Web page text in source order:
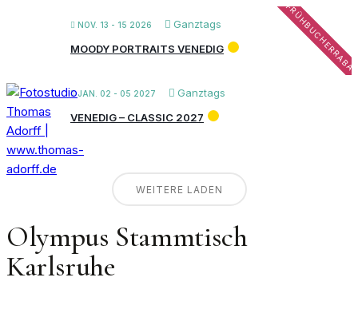
NOV. 13 - 15 2026 Ganztags
MOODY PORTRAITS VENEDIG
JAN. 02 - 05 2027
Ganztags
VENEDIG – CLASSIC 2027
WEITERE LADEN
Olympus Stammtisch
Karlsruhe